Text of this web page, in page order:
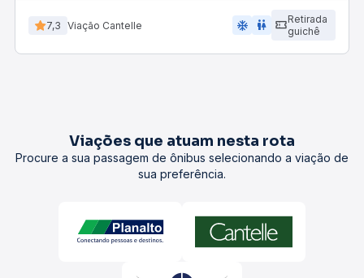
7,3 Viação Cantelle ac_unit wc
Retirada
guichê
Viações que atuam nesta rota
Procure a sua passagem de ônibus selecionando a viação de
sua preferência.